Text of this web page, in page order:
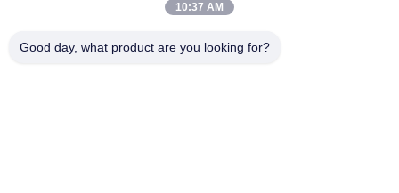
제품
VR 쇼
우리에 대하여
10:37 AM
Good day, what product are you looking for?